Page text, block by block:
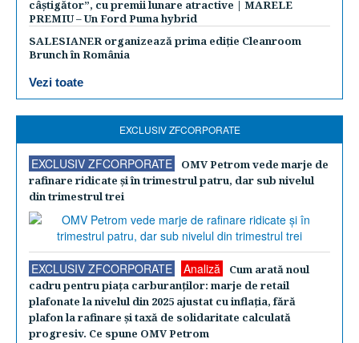
câștigător”, cu premii lunare atractive | MARELE
PREMIU – Un Ford Puma hybrid
SALESIANER organizează prima ediție Cleanroom
Brunch în România
Vezi toate
EXCLUSIV ZFCORPORATE
EXCLUSIV ZFCORPORATE
OMV Petrom vede marje de
rafinare ridicate şi în trimestrul patru, dar sub nivelul
din trimestrul trei
EXCLUSIV ZFCORPORATE Analiză
Cum arată noul
cadru pentru piaţa carburanţilor: marje de retail
plafonate la nivelul din 2025 ajustat cu inflaţia, fără
plafon la rafinare şi taxă de solidaritate calculată
progresiv. Ce spune OMV Petrom